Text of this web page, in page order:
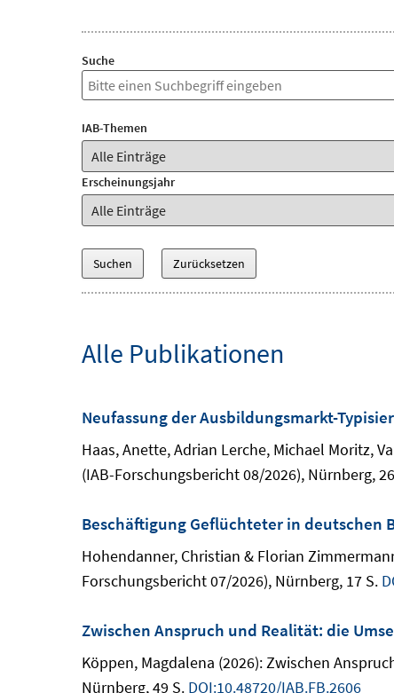
Suche
IAB-Themen
Erscheinungsjahr
Alle Publikationen
Neufassung der Ausbildungsmarkt-
Haas, Anette, Adrian Lerche, Michael Moritz,
(IAB-Forschungsbericht 08/2026), Nürnberg,
Beschäftigung Geflüchteter in deutschen
Hohendanner, Christian & Florian
Forschungsbericht 07/2026), Nürnberg, 17 S.
Zwischen Anspruch und Realität: die
Köppen, Magdalena (2026): Zwischen
Nürnberg, 49 S. DOI:10.48720/IAB.FB.2606